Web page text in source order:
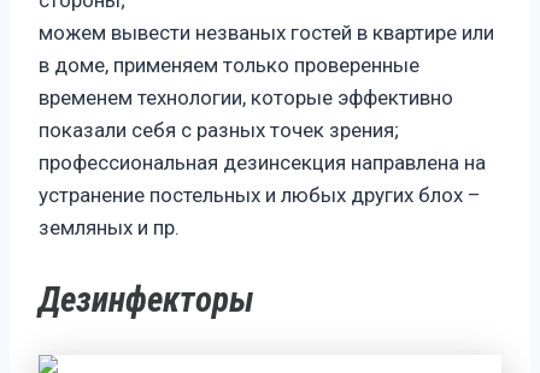
можем вывести незваных гостей в квартире или
в доме, применяем только проверенные
временем технологии, которые эффективно
показали себя с разных точек зрения;
профессиональная дезинсекция направлена на
устранение постельных и любых других блох –
земляных и пр.
Дезинфекторы